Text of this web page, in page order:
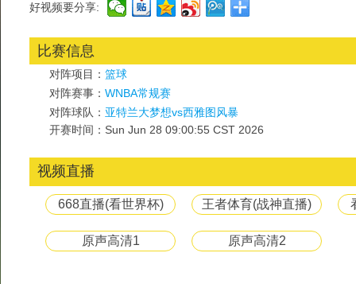
好视频要分享:
比赛信息
对阵项目： 篮球
对阵赛事： WNBA常规赛
对阵球队： 亚特兰大梦想vs西雅图风暴
开赛时间：Sun Jun 28 09:00:55 CST 2026
视频直播
668直播(看世界杯) 王者体育(战神直播)
原声高清1 原声高清2